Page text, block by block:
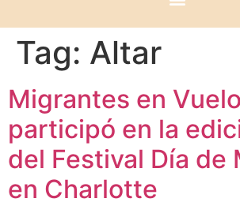
Tag: Altar
Migrantes en Vuelo
participó en la
del Festival Día de
en Charlotte